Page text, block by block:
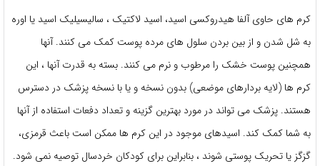
کرم های حاوی آلفا هیدروکسی اسید، اسید لاکتیک ، سالیسیلیک اسید یا اوره
به شل شدن و از بین بردن سلول های مرده پوست کمک می کنند. آنها
همچنین پوست خشک را مرطوب و نرم می کنند. بسته به قدرت آنها ، این
کرم ها (لایه بردارهای موضعی) بدون نسخه و یا با نسخه پزشک در دسترس
هستند. پزشک می تواند در مورد بهترین گزینه و تعداد دفعات استفاده از آنها
به شما کمک کند. اسیدهای موجود در این کرم ها ممکن است باعث قرمزی،
گزگز یا تحریک پوستی شوند ، بنابراین برای کودکان خردسال توصیه نمی شود.